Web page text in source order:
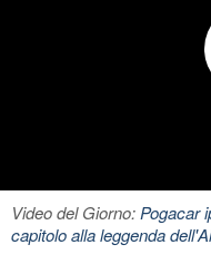
Video del Giorno:Pogacar
capitolo alla leggenda